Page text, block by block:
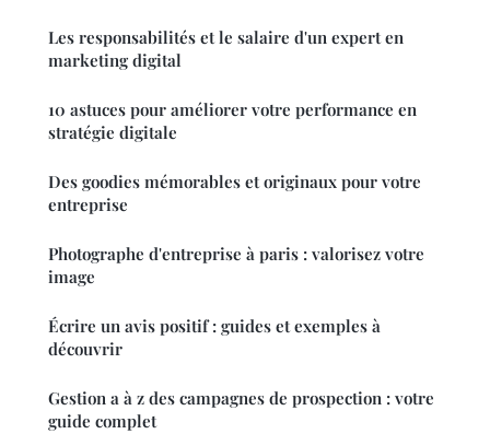
Les responsabilités et le salaire d'un expert en
marketing digital
10 astuces pour améliorer votre performance en
stratégie digitale
Des goodies mémorables et originaux pour votre
entreprise
Photographe d'entreprise à paris : valorisez votre
image
Écrire un avis positif : guides et exemples à
découvrir
Gestion a à z des campagnes de prospection : votre
guide complet